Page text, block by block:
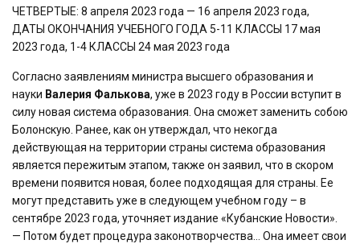
ЧЕТВЕРТЫЕ: 8 апреля 2023 года — 16 апреля 2023 года,
ДАТЫ ОКОНЧАНИЯ УЧЕБНОГО ГОДА 5-11 КЛАССЫ 17 мая
2023 года, 1-4 КЛАССЫ 24 мая 2023 года
Согласно заявлениям министра высшего образования и
науки Валерия Фалькова, уже в 2023 году в России вступит в
силу новая система образования. Она сможет заменить собою
Болонскую. Ранее, как он утверждал, что некогда
действующая на территории страны система образования
является пережитым этапом, также он заявил, что в скором
времени появится новая, более подходящая для страны. Ее
могут представить уже в следующем учебном году – в
сентябре 2023 года, уточняет издание «Кубанские Новости».
— Потом будет процедура законотворчества… Она имеет свои